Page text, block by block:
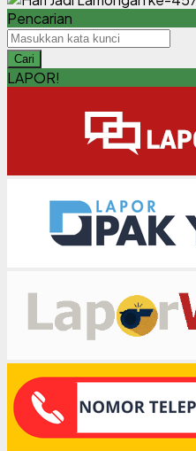
Pencarian
Cari
LAPOR!